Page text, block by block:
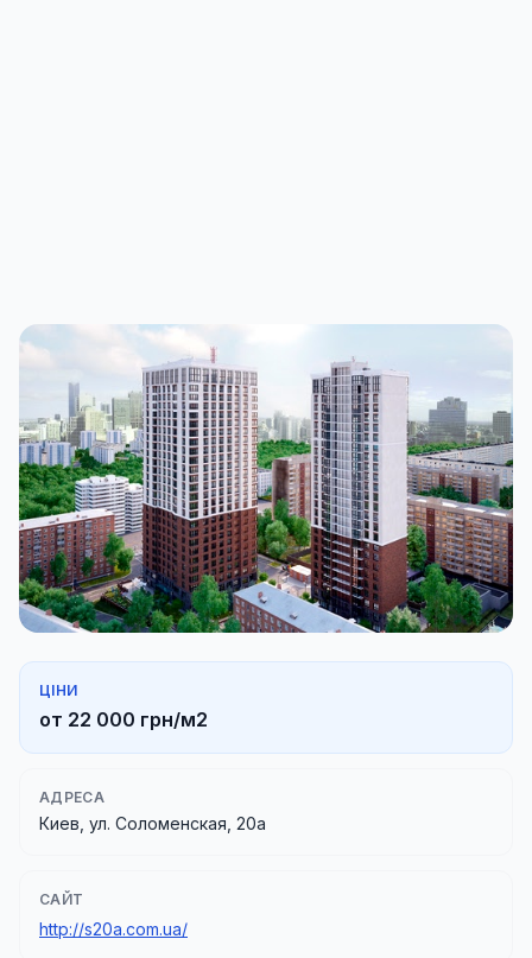
ЦІНИ
от 22 000 грн/м2
АДРЕСА
Киев, ул. Соломенская, 20а
САЙТ
http://s20a.com.ua/